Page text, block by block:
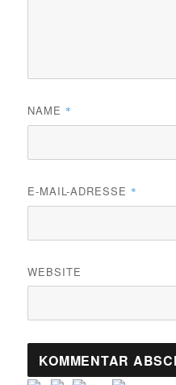
NAME *
E-MAIL-ADRESSE *
WEBSITE